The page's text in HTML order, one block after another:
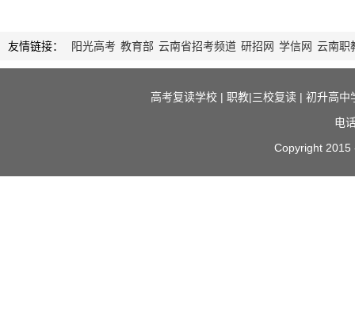
友情链接： 阳光高考 教育部 云南省招考频道 研招网 学信网 云南职
高考复读学校| 职教|三校复读| 初升高中
电
Copyright